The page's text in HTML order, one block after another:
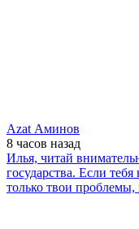
Azat Аминов
8 часов назад
Илья, читай
государства. Если
только твои проблемы,